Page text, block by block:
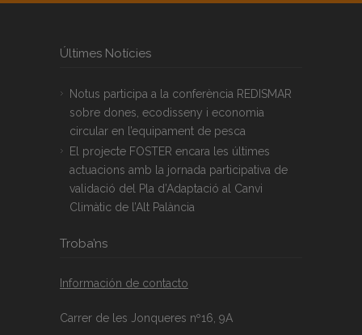
Últimes Notícies
Notus participa a la conferència REDISMAR
sobre dones, ecodisseny i economia
circular en l’equipament de pesca
El projecte FOSTER encara les últimes
actuacions amb la jornada participativa de
validació del Pla d’Adaptació al Canvi
Climàtic de l’Alt Palància
Troba’ns
Información de contacto
Carrer de les Jonqueres nº16, 9A